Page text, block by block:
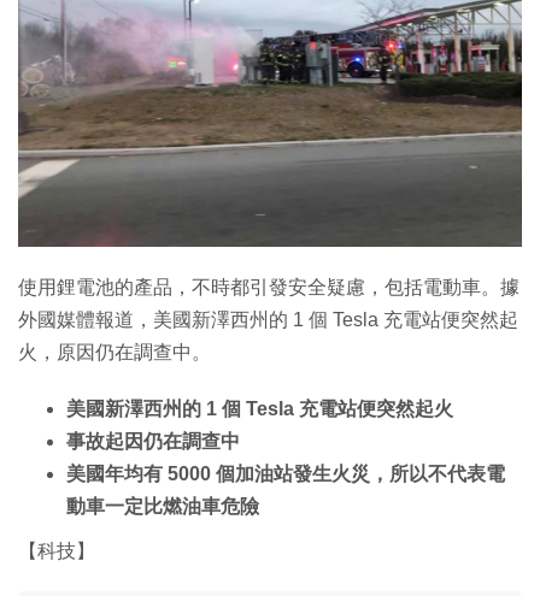
IT Times
生成式AI與雲端應用
Enterprise Digital Transformation
特集
使用鋰電池的產品，不時都引發安全疑慮，包括電動車。據
外國媒體報道，美國新澤西州的 1 個 Tesla 充電站便突然起
火，原因仍在調查中。
美國新澤西州的 1 個 Tesla 充電站便突然起火
事故起因仍在調查中
美國年均有 5000 個加油站發生火災，所以不代表電
動車一定比燃油車危險
【科技】